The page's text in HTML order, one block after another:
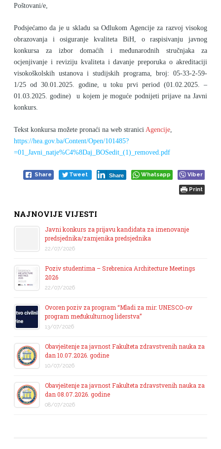
Poštovani/e,
Podsjećamo da je u skladu sa Odlukom Agencije za razvoj visokog
obrazovanja i osiguranje kvaliteta BiH, o raspisivanju javnog
konkursa za izbor domaćih i međunarodnih stručnjaka za
ocjenjivanje i reviziju kvaliteta i davanje preporuka o akreditaciji
visokoškolskih ustanova i studijskih programa, broj: 05-33-2-59-
1/25 od 30.01.2025. godine, u tokuprvi period (01.02.2025. –
01.03.2025. godine) u kojem je moguće podnijeti prijave na Javni
konkurs.
Tekst konkursa možete pronaći na web straniciAgencije,
https://hea.gov.ba/Content/Open/101485?
=01_Javni_natje%C4%8Daj_BOSedit_(1)_removed.pdf
Share Tweet Share Whatsapp Viber
Print
NAJNOVIJE VIJESTI
Javni konkurs za prijavu kandidata za imenovanje
predsjednika/zamjenika predsjednika
22/07/2026
Poziv studentima – Srebrenica Architecture Meetings
2026
22/07/2026
Ovoren poziv za program “Mladi za mir: UNESCO-ov
program međukulturnog liderstva”
13/07/2026
Obavještenje za javnost Fakulteta zdravstvenih nauka za
dan 10.07.2026. godine
10/07/2026
Obavještenje za javnost Fakulteta zdravstvenih nauka za
dan 08.07.2026. godine
08/07/2026